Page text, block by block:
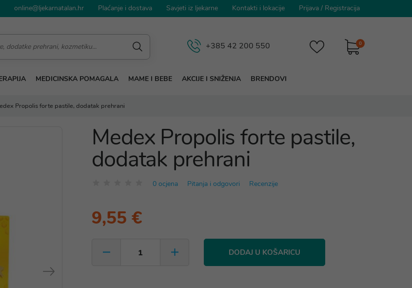
online@ljekarnatalan.hr Plaćanje i dostava Savjeti iz ljekarne Kontakti i lokacije Prijava / Registracija
0
+385 42 200 550
MEDICINSKA POMAGALA MAME I BEBE AKCIJE I SNIŽENJA BRENDOVI
Propolis forte pastile, dodatak prehrani
Medex Propolis forte pastile,
dodatak prehrani
0 ocjena Pitanja i odgovori Recenzije
9,55 €
DODAJ U KOŠARICU